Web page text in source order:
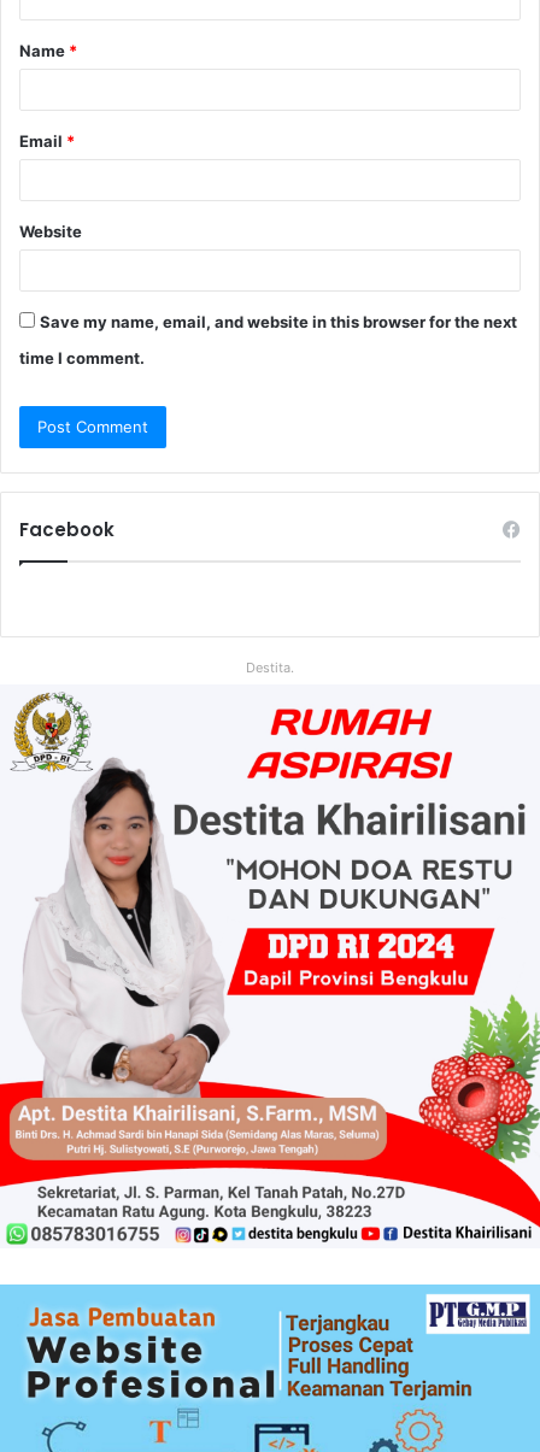
Name *
Email *
Website
Save my name, email, and website in this browser for the next
time I comment.
Facebook
Destita.